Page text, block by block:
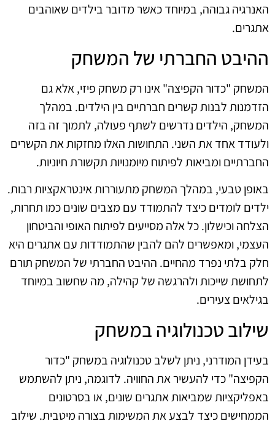
האנרגיה גבוהה, במיוחד כאשר מדובר בילדים שאוהבים
אתגרים.
ההיבט החברתי של המשחק
המשחק "כדור הקפיצה" אינו רק משחק פיזי, אלא גם
הזדמנות לבנות קשרים חברתיים בין הילדים. במהלך
המשחק, הילדים נדרשים לשתף פעולה, לתמוך זה בזה
ולעודד אחד את השני. התחושות האלו מחזקות את הקשרים
החברתיים ומביאות לפיתוח מיומנויות תקשורת חיוניות.
באופן טבעי, במהלך המשחק מתעוררות אינטראקציות רבות.
ילדים לומדים כיצד להתמודד עם מצבים שונים כמו תחרות,
הצלחה וכישלון. כל אלה מסייעים לפיתוח האופי והביטחון
העצמי, ומאפשרים להם להבין שהתמודדות עם אתגרים היא
חלק בלתי נפרד מהחיים. ההיבט החברתי של המשחק תורם
לתחושת שייכות ולהרגשה של קהילה, מה שחשוב במיוחד
בגילאים צעירים.
שילוב טכנולוגיה במשחק
בעידן המודרני, ניתן לשלב טכנולוגיה במשחק "כדור
הקפיצה" כדי להעשיר את החוויה. לדוגמה, ניתן להשתמש
באפליקציות שמביאות אתגרים שונים, או בסרטונים
הממחישים כיצד לבצע את המשימות בצורה מיטבית. שילוב